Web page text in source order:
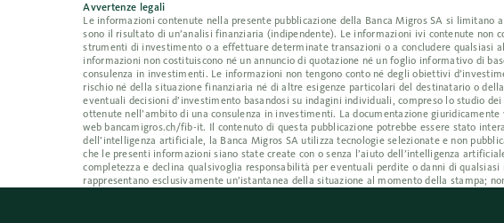
Avvertenze legali
Le informazioni contenute nella presente pubblicazione della Banca Migros SA si
sono il risultato di un’analisi finanziaria (indipendente). Le informazioni ivi contenute non
strumenti di investimento o a effettuare determinate transazioni o a concludere
informazioni non costituiscono né un annuncio di quotazione né un foglio informativo di
consulenza in investimenti. Le informazioni non tengono conto né degli obiettivi
rischio né della situazione finanziaria né di altre esigenze particolari del destinatario o
eventuali decisioni d’investimento basandosi su indagini individuali, compreso lo studio
ottenute nell’ambito di una consulenza in investimenti. La documentazione
web bancamigros.ch/fib-it. Il contenuto di questa pubblicazione potrebbe essere stato
dell’intelligenza artificiale, la Banca Migros SA utilizza tecnologie selezionate e non
che le presenti informazioni siano state create con o senza l’aiuto dell’intelligenza
completezza e declina qualsivoglia responsabilità per eventuali perdite o danni di
rappresentano esclusivamente un’istantanea della situazione al momento della stampa;